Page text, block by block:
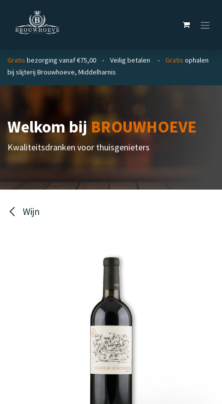
Gratis bezorging vanaf €75,00 - Veilig betalen - Gratis ophalen
bij slijterij Brouwhoeve, Middelharnis
Welkom bijBROUWHOEVE
Kwaliteitsdranken voor thuisgenieters
Wijn